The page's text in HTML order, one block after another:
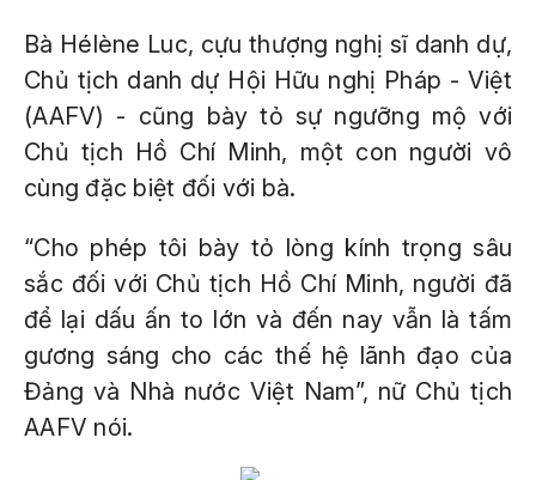
Bà Hélène Luc, cựu thượng nghị sĩ danh dự,
Chủ tịch danh dự Hội Hữu nghị Pháp - Việt
(AAFV) - cũng bày tỏ sự ngưỡng mộ với
Chủ tịch Hồ Chí Minh, một con người vô
cùng đặc biệt đối với bà.
“Cho phép tôi bày tỏ lòng kính trọng sâu
sắc đối với Chủ tịch Hồ Chí Minh, người đã
để lại dấu ấn to lớn và đến nay vẫn là tấm
gương sáng cho các thế hệ lãnh đạo của
Đảng và Nhà nước Việt Nam”, nữ Chủ tịch
AAFV nói.